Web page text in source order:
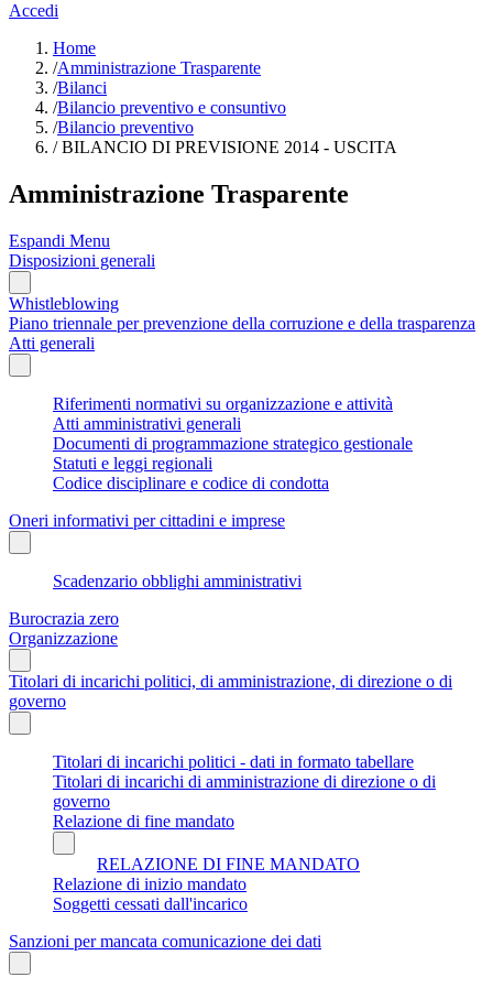
Accedi
Home
/Amministrazione Trasparente
/Bilanci
/Bilancio preventivo e consuntivo
/Bilancio preventivo
/BILANCIO DI PREVISIONE 2014 - USCITA
Amministrazione Trasparente
Espandi Menu
Disposizioni generali
Whistleblowing
Piano triennale per prevenzione della corruzione e della trasparenza
Atti generali
Riferimenti normativi su organizzazione e attività
Atti amministrativi generali
Documenti di programmazione strategico gestionale
Statuti e leggi regionali
Codice disciplinare e codice di condotta
Oneri informativi per cittadini e imprese
Scadenzario obblighi amministrativi
Burocrazia zero
Organizzazione
Titolari di incarichi politici, di amministrazione, di direzione o di
governo
Titolari di incarichi politici - dati in formato tabellare
Titolari di incarichi di amministrazione di direzione o di
governo
Relazione di fine mandato
RELAZIONE DI FINE MANDATO
Relazione di inizio mandato
Soggetti cessati dall'incarico
Sanzioni per mancata comunicazione dei dati